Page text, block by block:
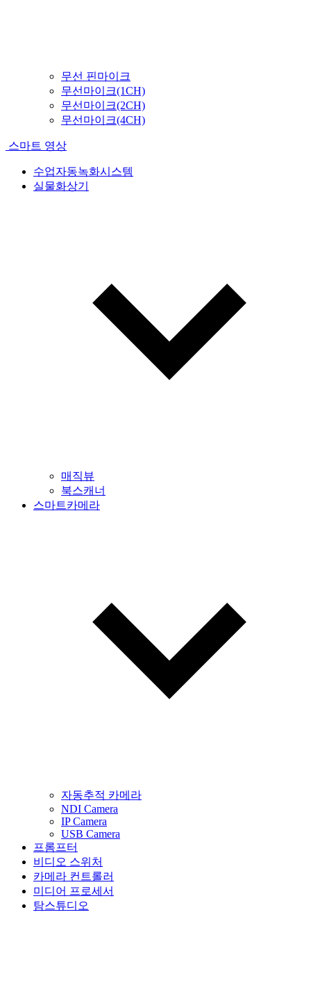
무선 핀마이크
무선마이크(1CH)
무선마이크(2CH)
무선마이크(4CH)
스마트 영상
수업자동녹화시스템
실물화상기
매직뷰
북스캐너
스마트카메라
자동추적 카메라
NDI Camera
IP Camera
USB Camera
프롬프터
비디오 스위처
카메라 컨트롤러
미디어 프로세서
탐스튜디오